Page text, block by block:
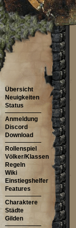
Übersicht
Neuigkeiten
Status
Anmeldung
Discord
Download
Rollenspiel
Völker/Klassen
Regeln
Wiki
Einstiegshelfer
Features
Charaktere
Städte
Gilden